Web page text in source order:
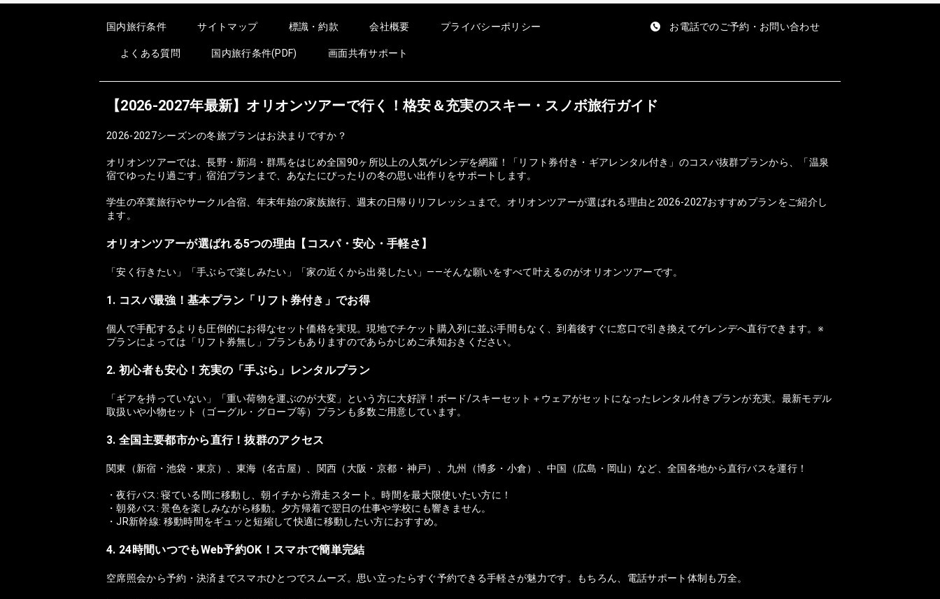
お電話でのご予約・お問い合わせ
国内旅行条件 サイトマップ 標識・約款 会社概要 プライバシーポリシー
よくある質問 国内旅行条件(PDF) 画面共有サポート
【2026-2027年最新】オリオンツアーで行く！格安＆充実のスキー・スノボ旅行ガイド
2026-2027シーズンの冬旅プランはお決まりですか？
オリオンツアーでは、長野・新潟・群馬をはじめ全国90ヶ所以上の人気ゲレンデを網羅！「リフト券付き・ギアレンタル付き」のコスパ抜群プランから、「温泉
宿でゆったり過ごす」宿泊プランまで、あなたにぴったりの冬の思い出作りをサポートします。
学生の卒業旅行やサークル合宿、年末年始の家族旅行、週末の日帰りリフレッシュまで。オリオンツアーが選ばれる理由と2026-2027おすすめプランをご紹介し
ます。
オリオンツアーが選ばれる5つの理由【コスパ・安心・手軽さ】
「安く行きたい」「手ぶらで楽しみたい」「家の近くから出発したい」——そんな願いをすべて叶えるのがオリオンツアーです。
1. コスパ最強！基本プラン「リフト券付き」でお得
個人で手配するよりも圧倒的にお得なセット価格を実現。現地でチケット購入列に並ぶ手間もなく、到着後すぐに窓口で引き換えてゲレンデへ直行できます。※
プランによっては「リフト券無し」プランもありますのであらかじめご承知おきください。
2. 初心者も安心！充実の「手ぶら」レンタルプラン
「ギアを持っていない」「重い荷物を運ぶのが大変」という方に大好評！ボード/スキーセット＋ウェアがセットになったレンタル付きプランが充実。最新モデル
取扱いや小物セット（ゴーグル・グローブ等）プランも多数ご用意しています。
3. 全国主要都市から直行！抜群のアクセス
関東（新宿・池袋・東京）、東海（名古屋）、関西（大阪・京都・神戸）、九州（博多・小倉）、中国（広島・岡山）など、全国各地から直行バスを運行！
・夜行バス: 寝ている間に移動し、朝イチから滑走スタート。時間を最大限使いたい方に！
・朝発バス: 景色を楽しみながら移動。夕方帰着で翌日の仕事や学校にも響きません。
・JR新幹線: 移動時間をギュッと短縮して快適に移動したい方におすすめ。
4. 24時間いつでもWeb予約OK！スマホで簡単完結
空席照会から予約・決済までスマホひとつでスムーズ。思い立ったらすぐ予約できる手軽さが魅力です。もちろん、電話サポート体制も万全。